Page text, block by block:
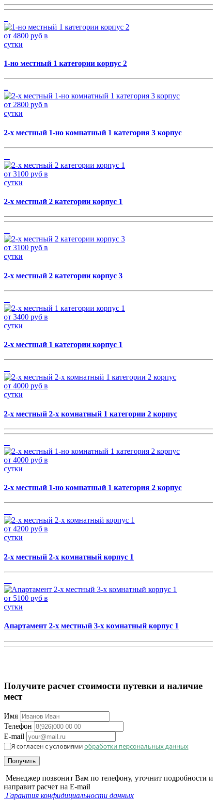
от 4800 руб в
сутки
1-но местный 1 категории корпус 2
от 2800 руб в
сутки
2-х местный 1-но комнатный 1 категория 3 корпус
от 3100 руб в
сутки
2-х местный 2 категории корпус 1
от 3100 руб в
сутки
2-х местный 2 категории корпус 3
от 3400 руб в
сутки
2-х местный 1 категории корпус 1
от 4000 руб в
сутки
2-х местный 2-х комнатный 1 категории 2 корпус
от 4000 руб в
сутки
2-х местный 1-но комнатный 1 категория 2 корпус
от 4200 руб в
сутки
2-х местный 2-х комнатный корпус 1
от 5100 руб в
сутки
Апартамент 2-х местный 3-х комнатный корпус 1
Получите расчет стоимости путевки и наличие
мест
Имя
Телефон
E-mail
Я согласен с условиямиобработки персональных данных
Получить
Менеджер позвонит Вам по телефону, уточнит подробности и
направит расчет на E-mail
Гарантия конфидициальности данных